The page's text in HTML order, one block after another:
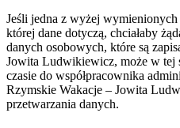
Jeśli jedna z wyżej wymienionych
której dane dotyczą, chciałaby
danych osobowych, które są
Jowita Ludwikiewicz, może w tej
czasie do współpracownika
Rzymskie Wakacje – Jowita
przetwarzania danych.